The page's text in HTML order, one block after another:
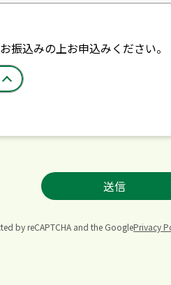
込みの上お申込みください。
by reCAPTCHA and the GooglePrivacy